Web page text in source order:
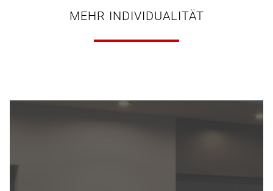
MEHR INDIVIDUALITÄT